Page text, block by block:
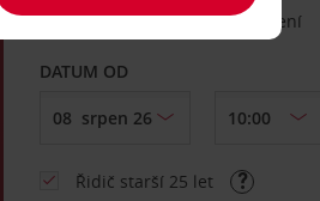
Vyberte si jiné místo vrácení
DATUM OD
Řidič starší 25 let